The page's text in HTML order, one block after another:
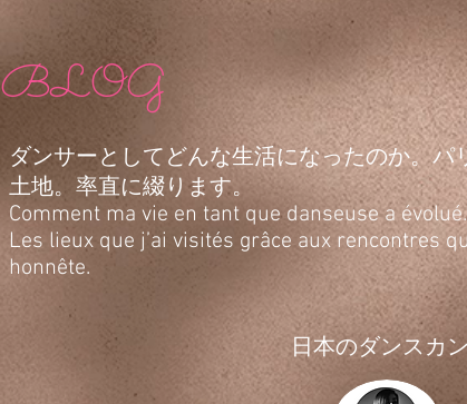
BLOG
ダンサーとしてどんな生活になったのか。
土地。率直に綴ります。
Comment ma vie en tant que danseuse a
Les lieux que j’ai visités grâce aux rencontres
honnête.
日本のダンスカ